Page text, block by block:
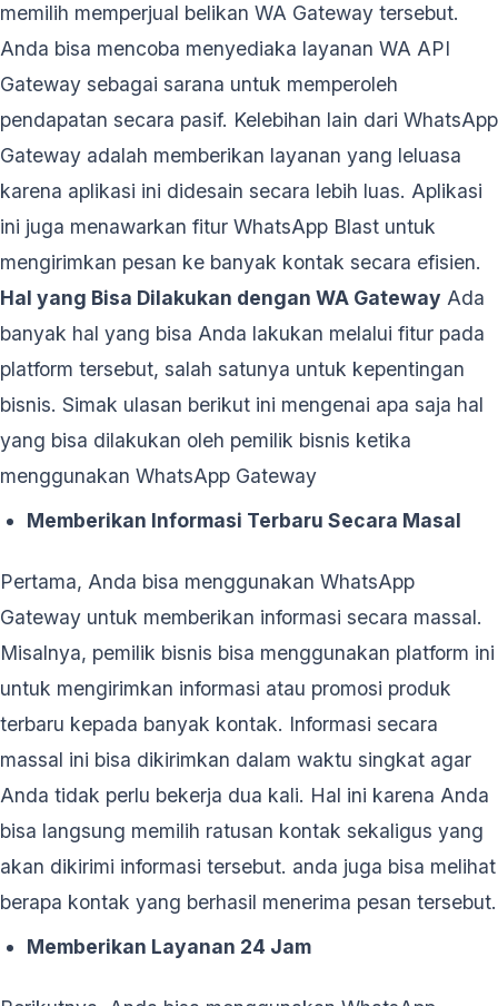
memilih memperjual belikan WA Gateway tersebut.
Anda bisa mencoba menyediaka layanan WA API
Gateway sebagai sarana untuk memperoleh
pendapatan secara pasif. Kelebihan lain dari WhatsApp
Gateway adalah memberikan layanan yang leluasa
karena aplikasi ini didesain secara lebih luas. Aplikasi
ini juga menawarkan fitur WhatsApp Blast untuk
mengirimkan pesan ke banyak kontak secara efisien.
Hal yang Bisa Dilakukan dengan WA Gateway Ada
banyak hal yang bisa Anda lakukan melalui fitur pada
platform tersebut, salah satunya untuk kepentingan
bisnis. Simak ulasan berikut ini mengenai apa saja hal
yang bisa dilakukan oleh pemilik bisnis ketika
menggunakan WhatsApp Gateway
Memberikan Informasi Terbaru Secara Masal
Pertama, Anda bisa menggunakan WhatsApp
Gateway untuk memberikan informasi secara massal.
Misalnya, pemilik bisnis bisa menggunakan platform ini
untuk mengirimkan informasi atau promosi produk
terbaru kepada banyak kontak. Informasi secara
massal ini bisa dikirimkan dalam waktu singkat agar
Anda tidak perlu bekerja dua kali. Hal ini karena Anda
bisa langsung memilih ratusan kontak sekaligus yang
akan dikirimi informasi tersebut. anda juga bisa melihat
berapa kontak yang berhasil menerima pesan tersebut.
Memberikan Layanan 24 Jam